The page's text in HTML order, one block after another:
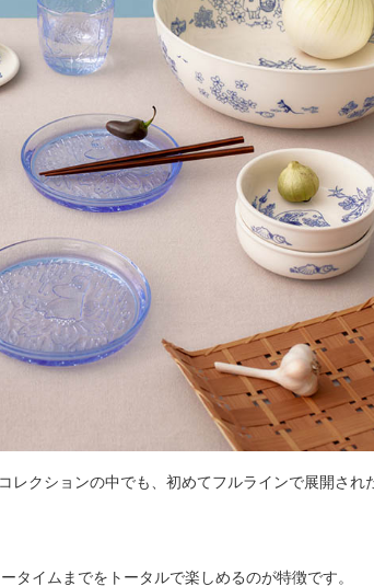
レクションの中でも、初めてフルラインで展開され
タイムまでをトータルで楽しめるのが特徴です。